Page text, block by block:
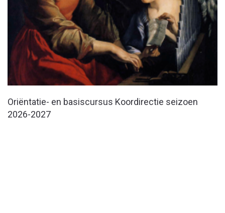
Oriëntatie- en basiscursus Koordirectie seizoen
2026-2027